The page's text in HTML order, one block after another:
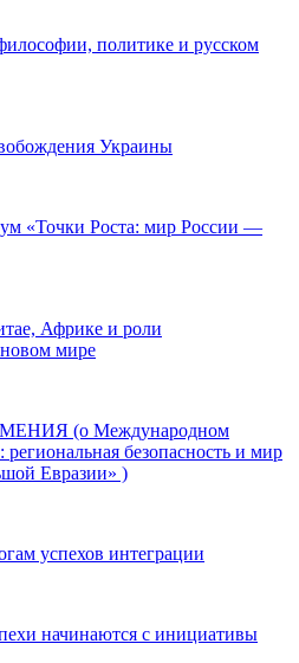
политике и русском
Украины
«Точки Роста: мир России —
Африке и роли
новом мире
(о Международном
безопасность и мир
Евразии» )
успехов интеграции
начинаются с инициативы